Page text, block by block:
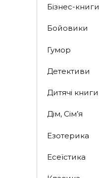
Бізнес-книги
Бойовики
Гумор
Детективи
Дитячі книги
Дім, Сім’я
Езотерика
Есеїстика